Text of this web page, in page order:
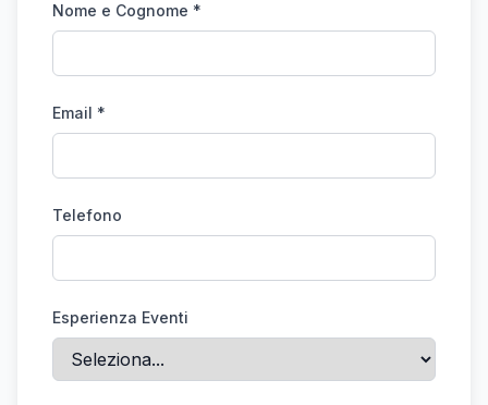
Nome e Cognome *
Email *
Telefono
Esperienza Eventi